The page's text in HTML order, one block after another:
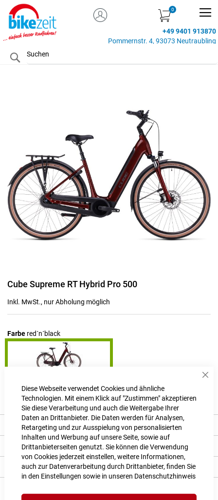
Diese Webseite verwendet Cookies und ähnliche
Technologien. Mit einem Klick auf "Zustimmen" akzeptieren
Sie diese Verarbeitung und auch die Weitergabe Ihrer
Daten an Drittanbieter. Die Daten werden für Analysen,
Retargeting und zur Ausspielung von personalisierten
Inhalten und Werbung auf unsere Seite, sowie auf
Drittanbieterseiten genutzt. Sie können die Verwendung
von Cookies jederzeit einstellen, weitere Informationen,
auch zur Datenverarbeitung durch Drittanbieter, finden Sie
in den Einstellungen sowie in unseren Datenschutzhinweis
MEIN KONTO
+49 9401 913870
Pommernstr. 4, 93073 Neutraubling
Search
Zum
der
Cube Supreme RT Hybrid Pro 500
Inkl. MwSt., nur Abholung möglich
Farbe red´n´black
Produktanfrage stellen
Produkt Details
Bewertungen
Angaben zur Produktsicherheit